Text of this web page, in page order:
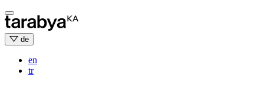
Skip
to
content
de
en
tr